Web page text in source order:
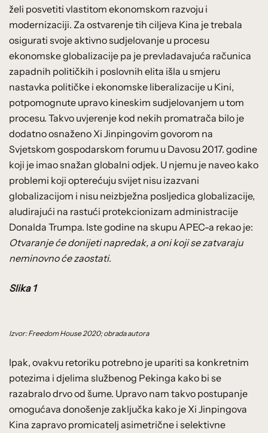
želi posvetiti vlastitom ekonomskom razvoju i
modernizaciji. Za ostvarenje tih ciljeva Kina je trebala
osigurati svoje aktivno sudjelovanje u procesu
ekonomske globalizacije pa je prevladavajuća računica
zapadnih političkih i poslovnih elita išla u smjeru
nastavka političke i ekonomske liberalizacije u Kini,
potpomognute upravo kineskim sudjelovanjem u tom
procesu. Takvo uvjerenje kod nekih promatrača bilo je
dodatno osnaženo Xi Jinpingovim govorom na
Svjetskom gospodarskom forumu u Davosu 2017. godine
koji je imao snažan globalni odjek. U njemu je naveo kako
problemi koji opterećuju svijet nisu izazvani
globalizacijom i nisu neizbježna posljedica globalizacije,
aludirajući na rastući protekcionizam administracije
Donalda Trumpa. Iste godine na skupu APEC-a rekao je:
Otvaranje će donijeti napredak, a oni koji se zatvaraju
neminovno će zaostati.
Slika 1
Izvor: Freedom House 2020; obrada autora
Ipak, ovakvu retoriku potrebno je upariti sa konkretnim
potezima i djelima službenog Pekinga kako bi se
razabralo drvo od šume. Upravo nam takvo postupanje
omogućava donošenje zaključka kako je Xi Jinpingova
Kina zapravo promicatelj asimetrične i selektivne